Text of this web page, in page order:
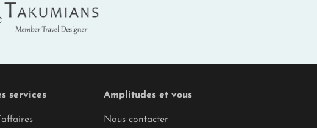
Takumians
services Amplitudes et vous
Nous contacter